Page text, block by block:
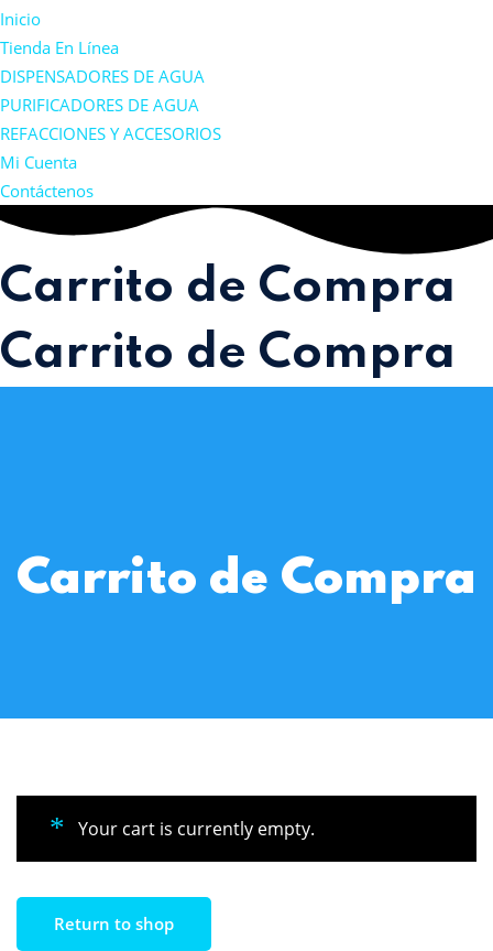
Inicio
Tienda En Línea
DISPENSADORES DE AGUA
PURIFICADORES DE AGUA
REFACCIONES Y ACCESORIOS
Mi Cuenta
Contáctenos
Carrito de Compra
Carrito de Compra
Carrito de Compra
Your cart is currently empty.
Return to shop